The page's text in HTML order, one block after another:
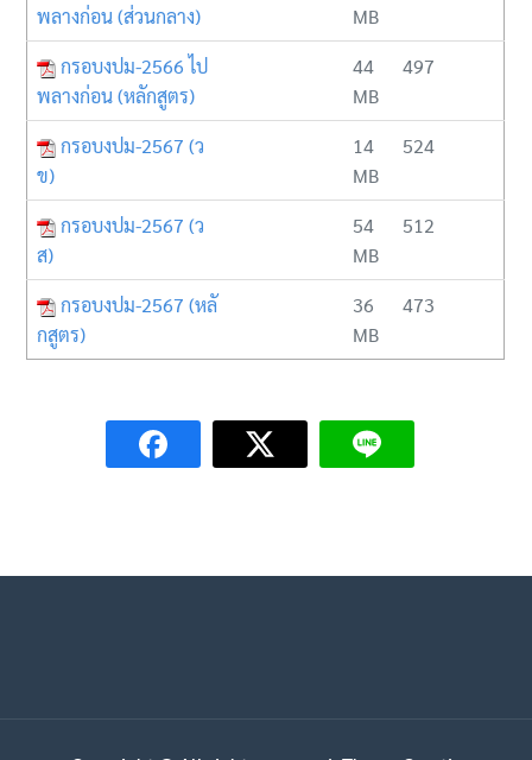
พลางก่อน (ส่วนกลาง)
MB
กรอบงปม-2566 ไป
พลางก่อน (หลักสูตร)
44
MB
497
กรอบงปม-2567 (ว
ข)
14
MB
524
กรอบงปม-2567 (ว
ส)
54
MB
512
กรอบงปม-2567 (หลั
กสูตร)
36
MB
473